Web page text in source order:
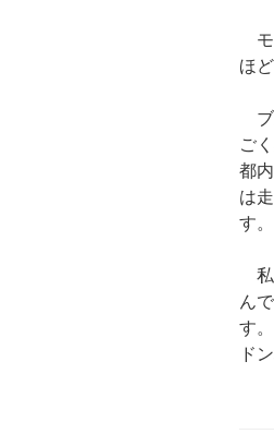
モ
ほ
ブ
ご
都
は
す。
私
ん
す
ド